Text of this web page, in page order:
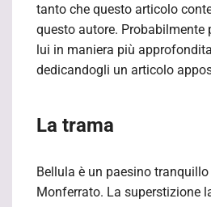
tanto che questo articolo
questo autore. Probabilmente
lui in maniera più
dedicandogli un articolo
La trama
Bellula è un paesino
Monferrato. La superstizione